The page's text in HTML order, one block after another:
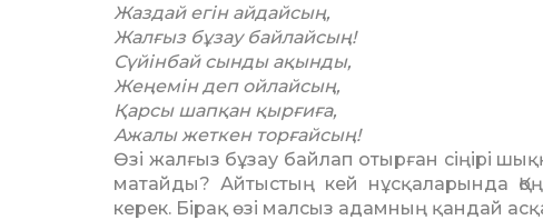
Жаздай егін айдайсың,
Жалғыз бұзау байлайсың!
Сүйінбай сынды ақынды,
Жеңемін деп ойлайсың,
Қарсы шапқан қырғиға,
Ажалы жеткен торғайсың!
Өзі жалғыз бұзау байлап отыр­ған сіңірі
матайды? Айтыстың кей нұс­­қаларында
керек. Бірақ өзі малсыз адам­­ның қандай